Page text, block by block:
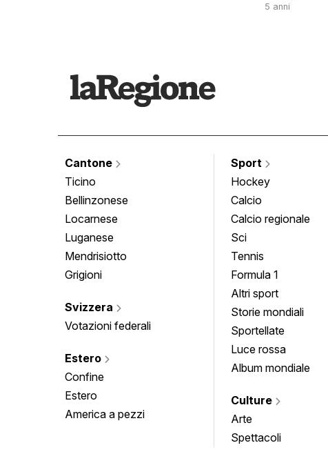
5 anni
Cantone
Ticino
Bellinzonese
Locarnese
Luganese
Mendrisiotto
Grigioni
Svizzera
Votazioni federali
Estero
Confine
Estero
America a pezzi
Sport
Hockey
Calcio
Calcio regionale
Sci
Tennis
Formula 1
Altri sport
Storie mondiali
Sportellate
Luce rossa
Album mondiale
Culture
Arte
Spettacoli